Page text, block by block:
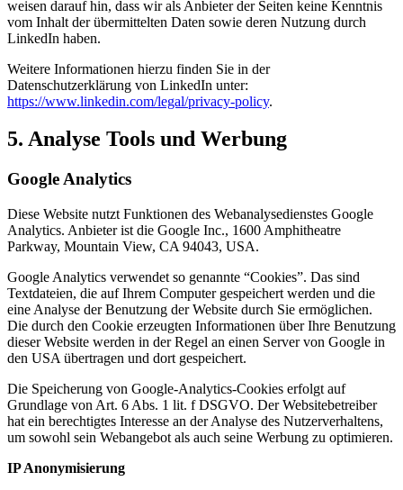
weisen darauf hin, dass wir als Anbieter der Seiten keine Kenntnis
vom Inhalt der übermittelten Daten sowie deren Nutzung durch
LinkedIn haben.
Weitere Informationen hierzu finden Sie in der
Datenschutzerklärung von LinkedIn unter:
https://www.linkedin.com/legal/privacy-policy.
5. Analyse Tools und Werbung
Google Analytics
Diese Website nutzt Funktionen des Webanalysedienstes Google
Analytics. Anbieter ist die Google Inc., 1600 Amphitheatre
Parkway, Mountain View, CA 94043, USA.
Google Analytics verwendet so genannte “Cookies”. Das sind
Textdateien, die auf Ihrem Computer gespeichert werden und die
eine Analyse der Benutzung der Website durch Sie ermöglichen.
Die durch den Cookie erzeugten Informationen über Ihre Benutzung
dieser Website werden in der Regel an einen Server von Google in
den USA übertragen und dort gespeichert.
Die Speicherung von Google-Analytics-Cookies erfolgt auf
Grundlage von Art. 6 Abs. 1 lit. f DSGVO. Der Websitebetreiber
hat ein berechtigtes Interesse an der Analyse des Nutzerverhaltens,
um sowohl sein Webangebot als auch seine Werbung zu optimieren.
IP Anonymisierung